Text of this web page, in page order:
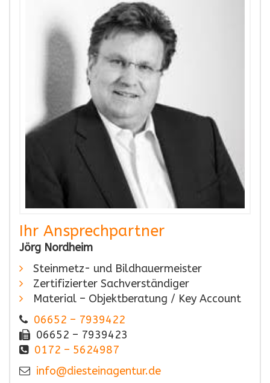
Ihr Ansprechpartner
Jörg Nordheim
Steinmetz- und Bildhauermeister
Zertifizierter Sachverständiger
Material – Objektberatung / Key Account
06652 – 7939422
06652 – 7939423
0172 – 5624987
info@diesteinagentur.de